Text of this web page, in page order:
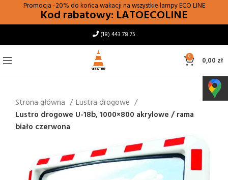
Promocja -20% do końca wakacji na wszystkie lampyECO LINE
Kod rabatowy: LATOECOLINE
(18) 443 78 75
0 0,00 zł
Strona główna
Lustra drogowe
Lustro drogowe U-18b, 1000×800 akrylowe / rama
biało czerwona